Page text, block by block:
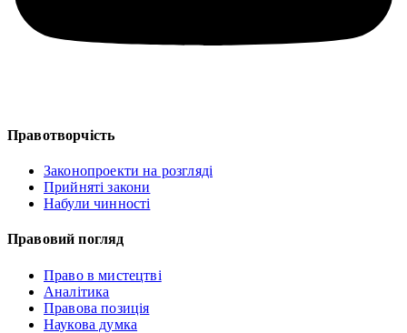
Правотворчість
Законопроекти на розгляді
Прийняті закони
Набули чинності
Правовий погляд
Право в мистецтві
Аналітика
Правова позиція
Наукова думка